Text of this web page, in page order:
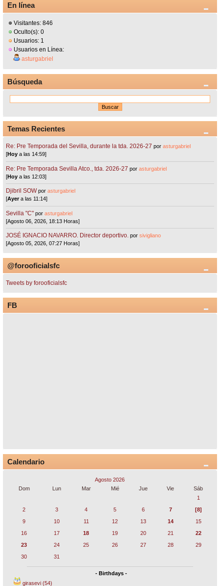
En línea
Visitantes: 846
Oculto(s): 0
Usuarios: 1
Usuarios en Línea:
asturgabriel
Búsqueda
Temas Recientes
Re: Pre Temporada del Sevilla, durante la tda. 2026-27 porasturgabriel
[Hoy a las 14:59]
Re: Pre Temporada Sevilla Atco., tda. 2026-27 porasturgabriel
[Hoy a las 12:03]
Djibril SOW porasturgabriel
[Ayera las 11:14]
Sevilla "C"porasturgabriel
[Agosto 06, 2026, 18:13 Horas]
JOSÉ IGNACIO NAVARRO. Director deportivo. porsivigliano
[Agosto 05, 2026, 07:27 Horas]
@forooficialsfc
Tweets by forooficialsfc
FB
Calendario
Agosto 2026
Dom
Lun Mar Mié Jue Vie
Sáb
1
2
3 4 5 6 7
[8]
9
10 11 12 13 14
15
16
17 18 19 20 21
22
23
24 25 26 27 28
29
30
31
- Birthdays -
girasevi (54)